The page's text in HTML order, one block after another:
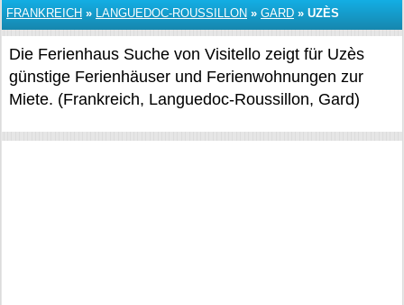
FRANKREICH » LANGUEDOC-ROUSSILLON » GARD » UZÈS
Die Ferienhaus Suche von Visitello zeigt für Uzès
günstige Ferienhäuser und Ferienwohnungen zur
Miete. (Frankreich, Languedoc-Roussillon, Gard)